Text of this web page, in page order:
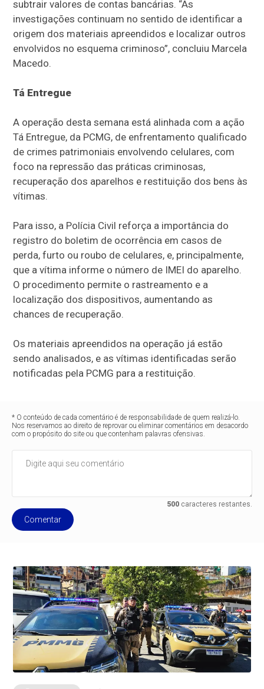
subtrair valores de contas bancárias. “As
investigações continuam no sentido de identificar a
origem dos materiais apreendidos e localizar outros
envolvidos no esquema criminoso”, concluiu Marcela
Macedo.
Tá Entregue
A operação desta semana está alinhada com a ação
Tá Entregue, da PCMG, de enfrentamento qualificado
de crimes patrimoniais envolvendo celulares, com
foco na repressão das práticas criminosas,
recuperação dos aparelhos e restituição dos bens às
vítimas.
Para isso, a Polícia Civil reforça a importância do
registro do boletim de ocorrência em casos de
perda, furto ou roubo de celulares, e, principalmente,
que a vítima informe o número de IMEI do aparelho.
O procedimento permite o rastreamento e a
localização dos dispositivos, aumentando as
chances de recuperação.
Os materiais apreendidos na operação já estão
sendo analisados, e as vítimas identificadas serão
notificadas pela PCMG para a restituição.
* O conteúdo de cada comentário é de responsabilidade de quem realizá-lo.
Nos reservamos ao direito de reprovar ou eliminar comentários em desacordo
com o propósito do site ou que contenham palavras ofensivas.
500caracteres restantes.
Comentar